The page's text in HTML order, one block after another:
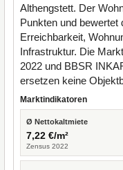
Althengstett. Der
Punkten und bewertet
Erreichbarkeit,
Infrastruktur. Die
2022 und BBSR
ersetzen keine
Marktindikatoren
Ø Nettokaltmiete
7,22 €/m²
Zensus 2022